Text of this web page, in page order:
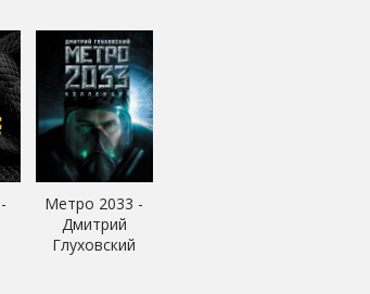
Метро 2033 -
Дмитрий
Глуховский